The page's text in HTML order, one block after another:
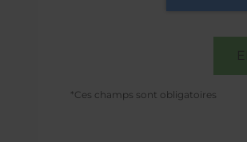
*Ces champs sont obligatoires